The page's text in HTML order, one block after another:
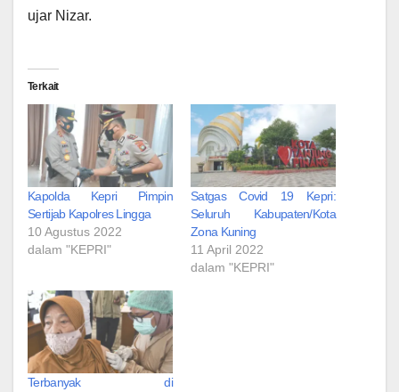
ujar Nizar.
Terkait
Kapolda Kepri Pimpin
Sertijab Kapolres Lingga
10 Agustus 2022
dalam "KEPRI"
Satgas Covid 19 Kepri:
Seluruh Kabupaten/Kota
Zona Kuning
11 April 2022
dalam "KEPRI"
Terbanyak di